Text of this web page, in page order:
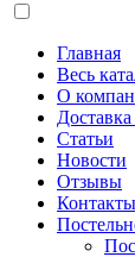
Главная
Весь
О
Статьи
Новости
Отзывы
Контакты